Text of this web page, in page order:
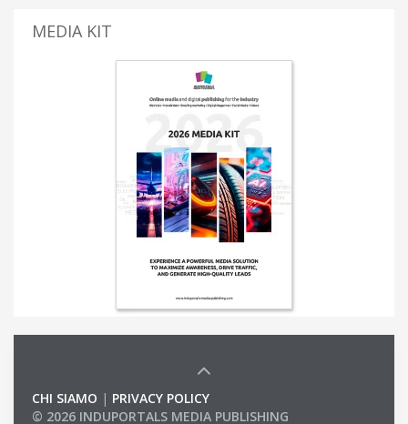
MEDIA KIT
CHI SIAMO | PRIVACY POLICY
© 2026 INDUPORTALS MEDIA PUBLISHING